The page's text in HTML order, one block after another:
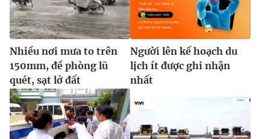
Nhiều nơi mưa to trên
150mm, đề phòng lũ
quét, sạt lở đất
Người lên kế hoạch du
lịch ít được ghi nhận
nhất